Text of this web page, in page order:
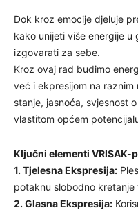
Dok kroz emocije djeluje
kako unijeti više energije u
izgovarati za sebe.
Kroz ovaj rad budimo
već i ekpresijom na
stanje, jasnoća, svjesnost
vlastitom općem
Ključni elementi
1. Tjelesna Ekspresija:
potaknu slobodno kretanje
2. Glasna Ekspresija: